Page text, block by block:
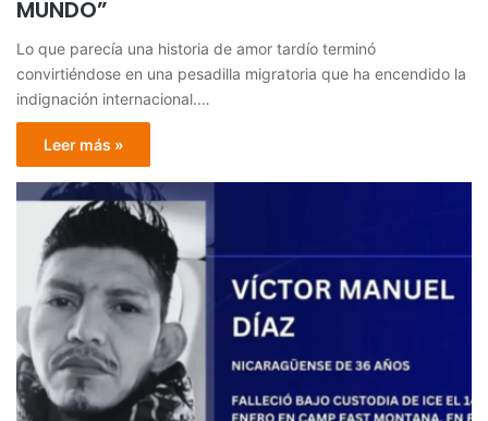
MUNDO”
Lo que parecía una historia de amor tardío terminó
convirtiéndose en una pesadilla migratoria que ha encendido la
indignación internacional.…
Leer más »